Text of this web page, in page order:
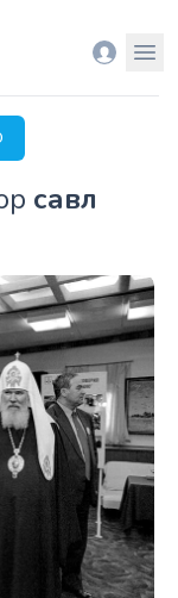
Вход
савл